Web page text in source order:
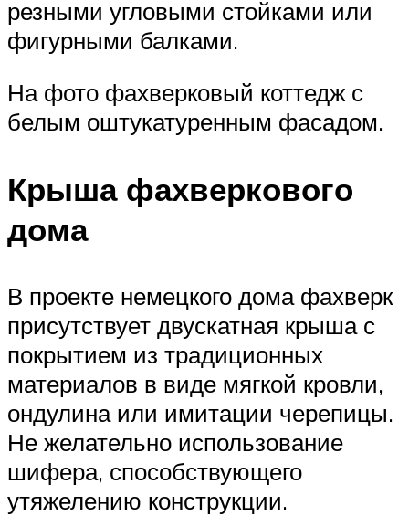
резными угловыми стойками или
фигурными балками.
На фото фахверковый коттедж с
белым оштукатуренным фасадом.
Крыша фахверкового
дома
В проекте немецкого дома фахверк
присутствует двускатная крыша с
покрытием из традиционных
материалов в виде мягкой кровли,
ондулина или имитации черепицы.
Не желательно использование
шифера, способствующего
утяжелению конструкции.